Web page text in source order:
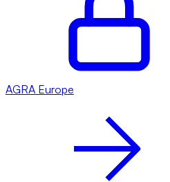
AGRA Europe